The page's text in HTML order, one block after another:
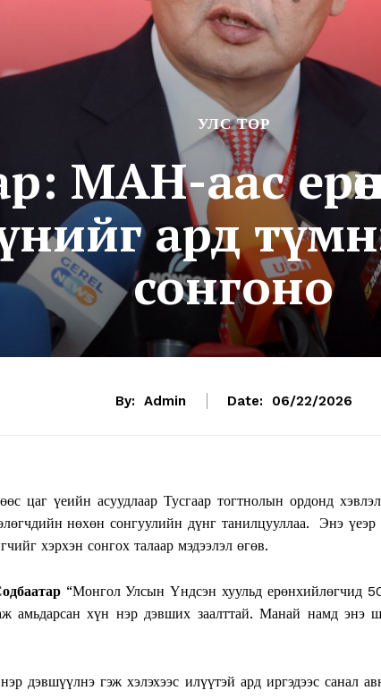
УЛС ТӨР
МАН-аас
ард
сонгоно
By: Admin Date: 06/22/2026
үеийн асуудлаар Тусгаар тогтнолын ордонд
нөхөн сонгуулийн дүнг танилцууллаа. Энэ
хэрхэн сонгох талаар мэдээлэл өгөв.
“Монгол Улсын Үндсэн хуульд ерөнхийлөгчид
амьдарсан хүн нэр дэвших заалттай. Манай намд энэ
дэвшүүлнэ гэж хэлэхээс илүүтэй ард иргэдээс санал